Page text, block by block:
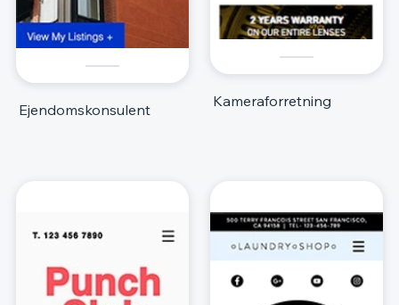
Ejendomskonsulent
Kameraforretning